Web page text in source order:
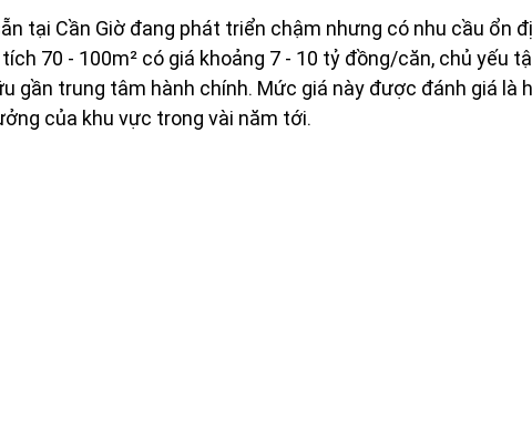
tại Cần Giờ đang phát triển chậm nhưng có nhu cầu ổn
70 - 100m² có giá khoảng 7 - 10 tỷ đồng/căn, chủ yếu
gần trung tâm hành chính. Mức giá này được đánh giá là
của khu vực trong vài năm tới.